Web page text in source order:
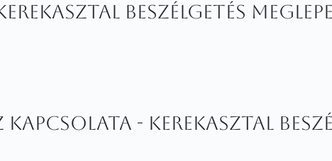
beszélgetés
- Kerekasztal